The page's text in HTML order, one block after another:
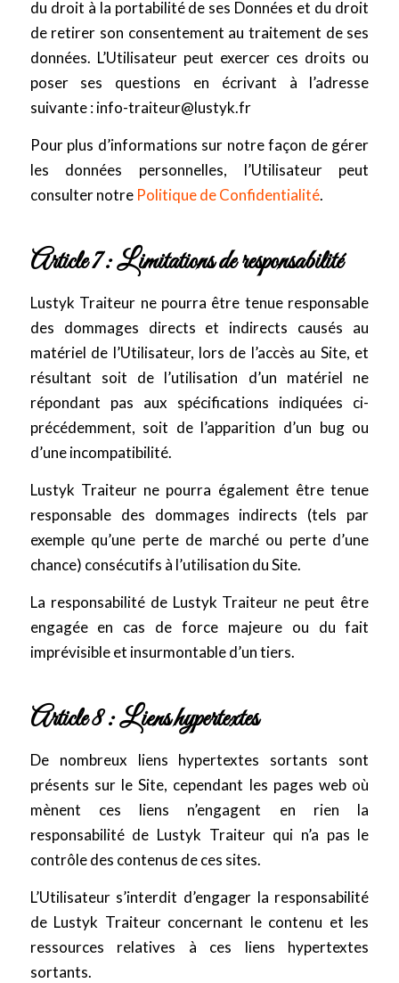
du droit à la portabilité de ses Données et du droit
de retirer son consentement au traitement de ses
données. L’Utilisateur peut exercer ces droits ou
poser ses questions en écrivant à l’adresse
suivante :info-traiteur@lustyk.fr
Pour plus d’informations sur notre façon de gérer
les données personnelles, l’Utilisateur peut
consulter notre Politique de Confidentialité.
Article 7 : Limitations de responsabilité
Lustyk Traiteur ne pourra être tenue responsable
des dommages directs et indirects causés au
matériel de l’Utilisateur, lors de l’accès au Site, et
résultant soit de l’utilisation d’un matériel ne
répondant pas aux spécifications indiquées ci-
précédemment, soit de l’apparition d’un bug ou
d’une incompatibilité.
Lustyk Traiteur ne pourra également être tenue
responsable des dommages indirects (tels par
exemple qu’une perte de marché ou perte d’une
chance) consécutifs à l’utilisation du Site.
La responsabilité de Lustyk Traiteur ne peut être
engagée en cas de force majeure ou du fait
imprévisible et insurmontable d’un tiers.
Article 8 : Liens hypertextes
De nombreux liens hypertextes sortants sont
présents sur le Site, cependant les pages web où
mènent ces liens n’engagent en rien la
responsabilité de Lustyk Traiteur qui n’a pas le
contrôle des contenus de ces sites.
L’Utilisateur s’interdit d’engager la responsabilité
de Lustyk Traiteur concernant le contenu et les
ressources relatives à ces liens hypertextes
sortants.